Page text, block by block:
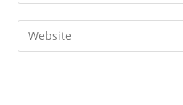
comment
email
address
Enter
your